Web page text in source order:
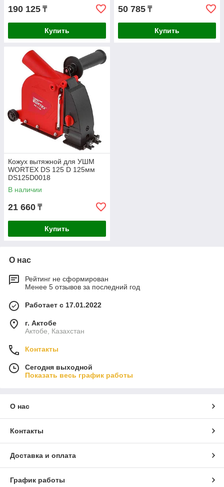
190 125 ₸
Купить
50 785 ₸
Купить
Кожух вытяжной для УШМ
WORTEX DS 125 D 125мм
DS125D0018
В наличии
21 660 ₸
Купить
О нас
Рейтинг не сформирован
Менее 5 отзывов за последний год
Работает с 17.01.2022
г. Актобе
Актобе, Казахстан
Контакты
Сегодня выходной
Показать весь график работы
О нас
Контакты
Доставка и оплата
График работы